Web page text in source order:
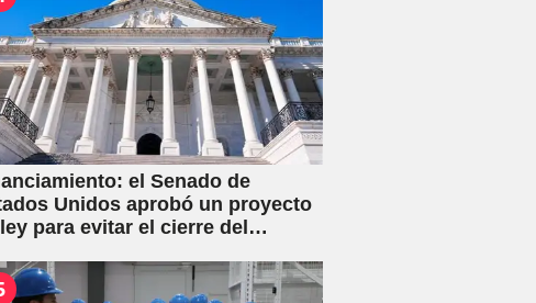
el Senado de
Unidos aprobó un proyecto
para evitar el cierre del